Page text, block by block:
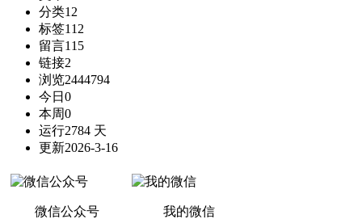
分类12
标签112
留言115
链接2
浏览2444794
今日 0
本周0
运行2784 天
更新2026-3-16
微信公众号 我的微信